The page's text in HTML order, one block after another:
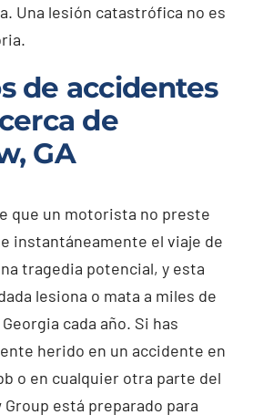
Una lesión catastrófica no es
de accidentes
de
GA
que un motorista no preste
instantáneamente el viaje de
tragedia potencial, y esta
lesiona o mata a miles de
cada año. Si has
herido en un accidente en
o en cualquier otra parte del
Group está preparado para